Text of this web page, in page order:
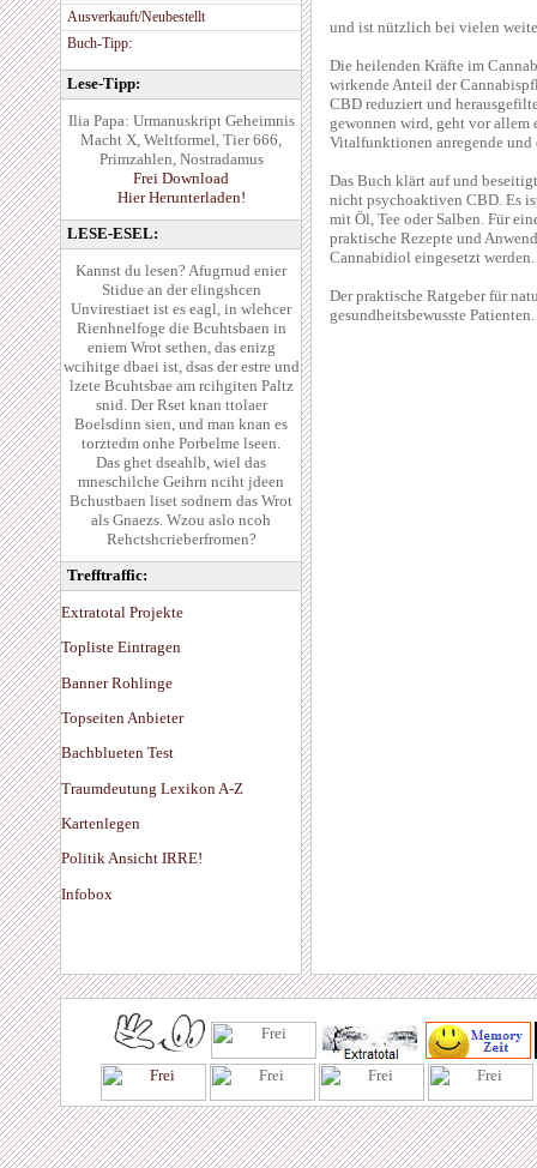
Ausverkauft/Neubestellt
Buch-Tipp:
Lese-Tipp:
Ilia Papa: Urmanuskript Geheimnis
Macht X, Weltformel, Tier 666,
Primzahlen, Nostradamus
Frei Download
Hier Herunterladen!
LESE-ESEL:
Kannst du lesen? Afugrnud enier
Stidue an der elingshcen
Unvirestiaet ist es eagl, in wlehcer
Rienhnelfoge die Bcuhtsbaen in
eniem Wrot sethen, das enizg
wcihitge dbaei ist, dsas der estre und
lzete Bcuhtsbae am rcihgiten Paltz
snid. Der Rset knan ttolaer
Boelsdinn sien, und man knan es
torztedm onhe Porbelme lseen.
Das ghet dseahlb, wiel das
mneschilche Geihrn nciht jdeen
Bchustbaen liset sodnern das Wrot
als Gnaezs. Wzou aslo ncoh
Rehctshcrieberfromen?
Trefftraffic:
Extratotal Projekte
Topliste Eintragen
Banner Rohlinge
Topseiten Anbieter
Bachblueten Test
Traumdeutung Lexikon A-Z
Kartenlegen
Politik Ansicht IRRE!
Infobox
und ist nützlich bei vielen
Die heilenden Kräfte im
wirkende Anteil der
CBD reduziert und
gewonnen wird, geht vor allem
Vitalfunktionen anregende und
Das Buch klärt auf und
nicht psychoaktiven CBD. Es
mit Öl, Tee oder Salben. Für
praktische Rezepte und
Cannabidiol eingesetzt werden.
Der praktische Ratgeber für
gesundheitsbewusste Patienten.